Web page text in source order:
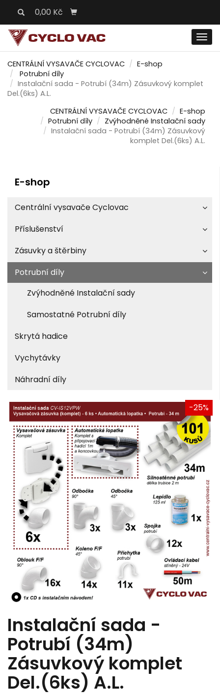
0,00 Kč
CENTRÁLNÍ VYSAVAČE CYCLOVAC
E-shop
Potrubní díly
Instalační sada - Potrubí (34m) Zásuvkový komplet
Del.(6ks) A.L.
CENTRÁLNÍ VYSAVAČE CYCLOVAC
E-shop
Potrubní díly
Zvýhodněné Instalační sady
Instalační sada - Potrubí (34m) Zásuvkový
komplet Del.(6ks) A.L.
E-shop
Centrální vysavače Cyclovac
Příslušenství
Zásuvky a štěrbiny
Potrubní díly
Zvýhodněné Instalační sady
Samostatné Potrubní díly
Skrytá hadice
Vychytávky
Náhradní díly
-25%
Instalační sada -
Potrubí (34m)
Zásuvkový komplet
Del.(6ks) A.L.